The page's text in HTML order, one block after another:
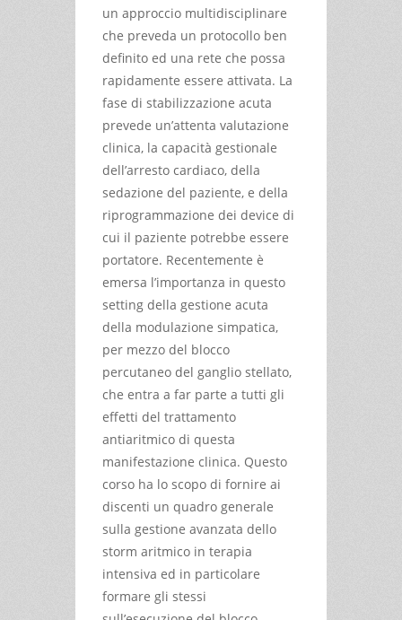
un approccio multidisciplinare
che preveda un protocollo ben
definito ed una rete che possa
rapidamente essere attivata. La
fase di stabilizzazione acuta
prevede un’attenta valutazione
clinica, la capacità gestionale
dell’arresto cardiaco, della
sedazione del paziente, e della
riprogrammazione dei device di
cui il paziente potrebbe essere
portatore. Recentemente è
emersa l’importanza in questo
setting della gestione acuta
della modulazione simpatica,
per mezzo del blocco
percutaneo del ganglio stellato,
che entra a far parte a tutti gli
effetti del trattamento
antiaritmico di questa
manifestazione clinica. Questo
corso ha lo scopo di fornire ai
discenti un quadro generale
sulla gestione avanzata dello
storm aritmico in terapia
intensiva ed in particolare
formare gli stessi